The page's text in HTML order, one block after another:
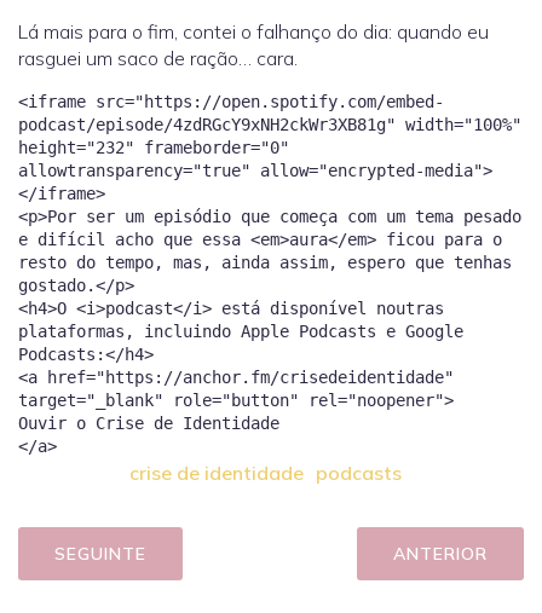
Lá mais para o fim, contei o falhanço do dia: quando eu
rasguei um saco de ração… cara.
<iframe src="https://open.spotify.com/embed-
podcast/episode/4zdRGcY9xNH2ckWr3XB81g" width="100%"
height="232" frameborder="0"
allowtransparency="true" allow="encrypted-media">
</iframe>
<p>Por ser um episódio que começa com um tema pesado
e difícil acho que essa <em>aura</em> ficou para o
resto do tempo, mas, ainda assim, espero que tenhas
gostado.</p>
<h4>O <i>podcast</i> está disponível noutras
plataformas, incluindo Apple Podcasts e Google
Podcasts:</h4>
<a href="https://anchor.fm/crisedeidentidade"
target="_blank" role="button" rel="noopener">
Ouvir o Crise de Identidade
crise de identidade podcasts
SEGUINTE ANTERIOR